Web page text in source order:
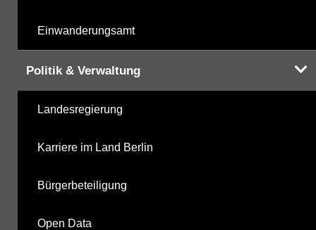
Einwanderungsamt
Politik & Verwaltung
Landesregierung
Karriere im Land Berlin
Bürgerbeteiligung
Open Data